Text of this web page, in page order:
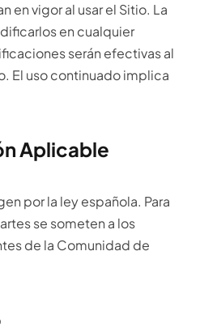
en vigor al usar el Sitio. La
en cualquier
serán efectivas al
El uso continuado implica
Aplicable
por la ley española. Para
se someten a los
de la Comunidad de